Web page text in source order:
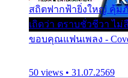
สถิตฟากฟ้ายิ่งใหญ่ คุ้มภั
เถิดว่า ตราบชั่วชีวา ไม่
ขอบคุณแฟนเพลง -
50 views • 31.07.2569